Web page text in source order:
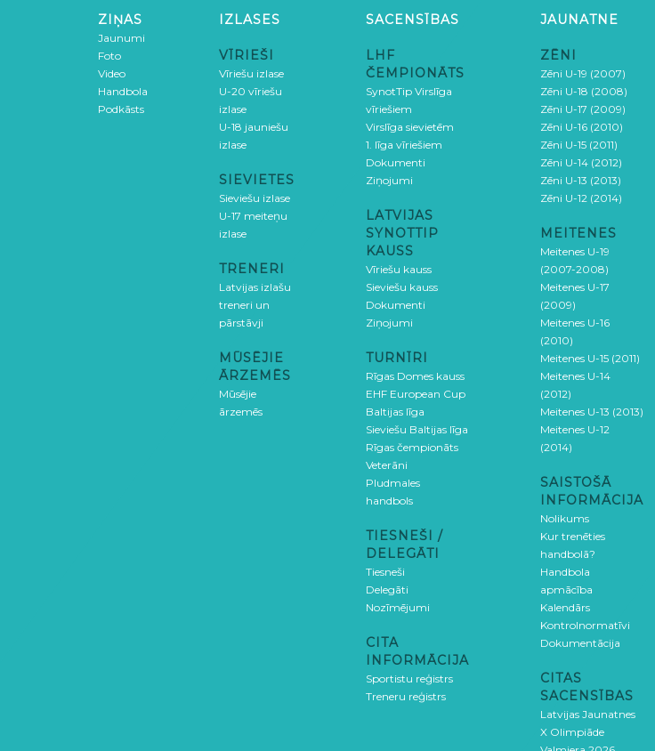
ZIŅAS
Jaunumi
Foto
Video
Handbola
Podkāsts
IZLASES
VĪRIEŠI
Vīriešu izlase
U-20 vīriešu
izlase
U-18 jauniešu
izlase
SIEVIETES
Sieviešu izlase
U-17 meiteņu
izlase
TRENERI
Latvijas izlašu
treneri un
pārstāvji
MŪSĒJIE
ĀRZEMĒS
Mūsējie
ārzemēs
SACENSĪBAS
LHF
ČEMPIONĀTS
SynotTip Virslīga
vīriešiem
Virslīga sievietēm
1. līga vīriešiem
Dokumenti
Ziņojumi
LATVIJAS
SYNOTTIP
KAUSS
Vīriešu kauss
Sieviešu kauss
Dokumenti
Ziņojumi
TURNĪRI
Rīgas Domes kauss
EHF European Cup
Baltijas līga
Sieviešu Baltijas līga
Rīgas čempionāts
Veterāni
Pludmales
handbols
TIESNEŠI /
DELEGĀTI
Tiesneši
Delegāti
Nozīmējumi
CITA
INFORMĀCIJA
Sportistu reģistrs
Treneru reģistrs
JAUNATNE
ZĒNI
Zēni U-19 (2007)
Zēni U-18 (2008)
Zēni U-17 (2009)
Zēni U-16 (2010)
Zēni U-15 (2011)
Zēni U-14 (2012)
Zēni U-13 (2013)
Zēni U-12 (2014)
MEITENES
Meitenes U-19
(2007-2008)
Meitenes U-17
(2009)
Meitenes U-16
(2010)
Meitenes U-15 (2011)
Meitenes U-14
(2012)
Meitenes U-13 (2013)
Meitenes U-12
(2014)
SAISTOŠĀ
INFORMĀCIJA
Nolikums
Kur trenēties
handbolā?
Handbola
apmācība
Kalendārs
Kontrolnormatīvi
Dokumentācija
CITAS
SACENSĪBAS
Latvijas Jaunatnes
X Olimpiāde